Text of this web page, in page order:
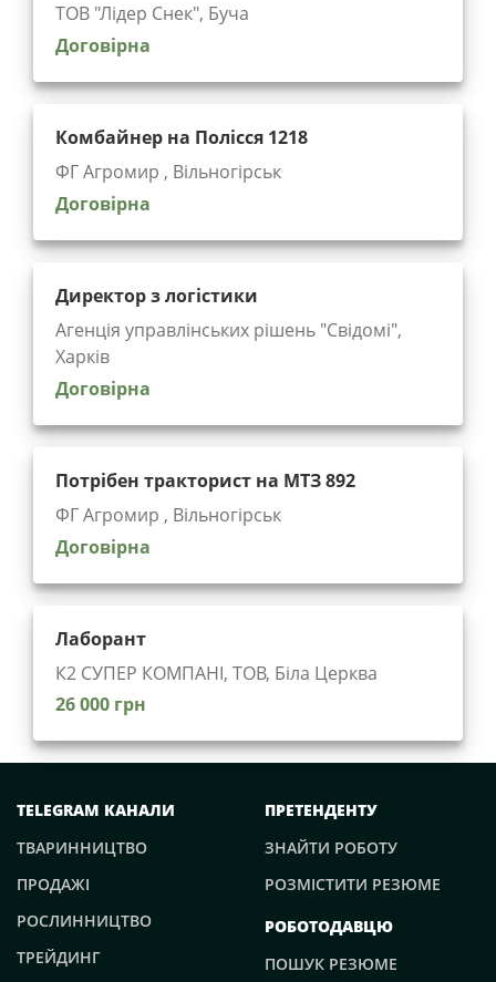
ТОВ "Лідер Снек", Буча
Договірна
Комбайнер на Полісся 1218
ФГ Агромир , Вільногірськ
Договірна
Директор з логістики
Агенція управлінських рішень "Cвідомі",
Харків
Договірна
Потрібен тракторист на МТЗ 892
ФГ Агромир , Вільногірськ
Договірна
Лаборант
К2 СУПЕР КОМПАНІ, ТОВ, Біла Церква
26 000 грн
TELEGRAM КАНАЛИ
ТВАРИННИЦТВО
ПРОДАЖІ
РОСЛИННИЦТВО
ТРЕЙДИНГ
ПРЕТЕНДЕНТУ
ЗНАЙТИ РОБОТУ
РОЗМІСТИТИ РЕЗЮМЕ
РОБОТОДАВЦЮ
ПОШУК РЕЗЮМЕ